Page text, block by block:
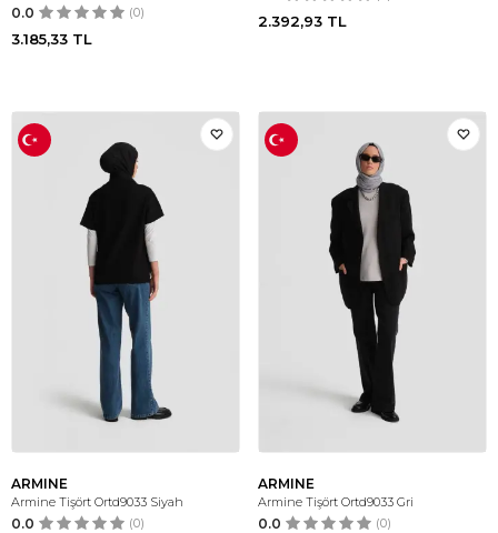
0.0 (0)
3.185,33 TL
2.392,93 TL
ARMINE
Armine Tişört Ortd9033 Siyah
0.0 (0)
ARMINE
Armine Tişört Ortd9033 Gri
0.0 (0)